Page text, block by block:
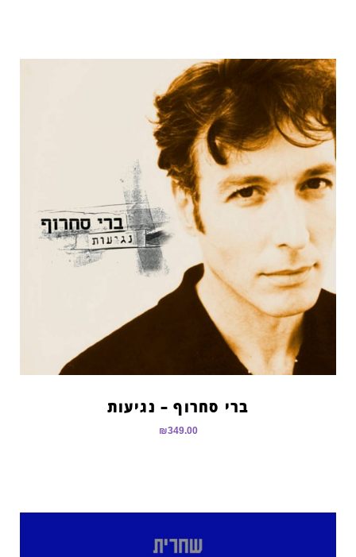
ברי סחרוף – נגיעות
₪349.00